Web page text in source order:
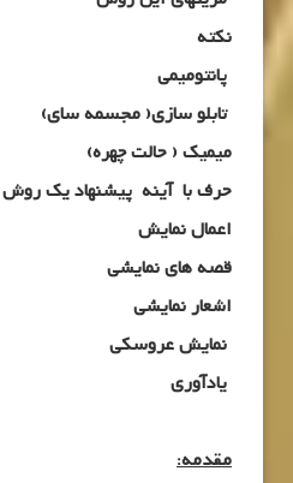
نکته
پانتومیمی
تابلو سازی( مجسمه سای)
میمیک ( حالت چهره)
حرف با آینه پیشنهاد یک روش
اعمال نمایش
قصه های نمایشی
اشعار نمایشی
نمایش عروسکی
یادآوری
مقدمه: